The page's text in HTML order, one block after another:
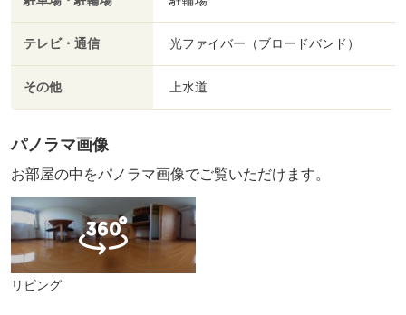
テレビ・通信 光ファイバー（ブロードバンド）
その他 上水道
パノラマ画像
お部屋の中をパノラマ画像でご覧いただけます。
リビング